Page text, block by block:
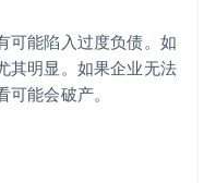
可能陷入过度负债。如
其明显。如果企业无法
能会破产。